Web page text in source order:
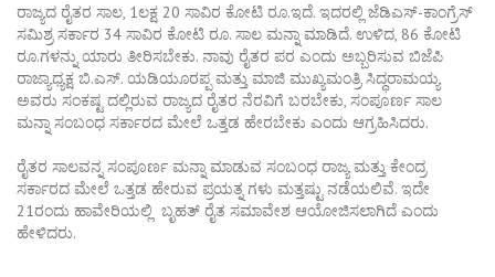
ರಾಜ್ಯದ ರೈತರ ಸಾಲ, 1ಲಕ್ಷ 20 ಸಾವಿರ ಕೋಟಿ ರೂ.ಇದೆ. ಇದರಲ್ಲಿ ಜೆಡಿಎಸ್‌-ಕಾಂಗ್ರೆಸ್‌
ಸಮಿಶ್ರ ಸರ್ಕಾರ 34 ಸಾವಿರ ಕೋಟಿ ರೂ. ಸಾಲ ಮನ್ನಾ ಮಾಡಿದೆ. ಉಳಿದ, 86 ಕೋಟಿ
ರೂ.ಗಳನ್ನು ಯಾರು ತೀರಿಸಬೇಕು. ನಾವು ರೈತರ ಪರ ಎಂದು ಅಬ್ಬರಿಸುವ ಬಿಜೆಪಿ
ರಾಜ್ಯಾಧ್ಯಕ್ಷ ಬಿ.ಎಸ್‌. ಯಡಿಯೂರಪ್ಪ ಮತ್ತು ಮಾಜಿ ಮುಖ್ಯಮಂತ್ರಿ ಸಿದ್ಧರಾಮಯ್ಯ
ಅವರು ಸಂಕಷ್ಟ ದಲ್ಲಿರುವ ರಾಜ್ಯದ ರೈತರ ನೆರವಿಗೆ ಬರಬೇಕು, ಸಂಪೂರ್ಣ ಸಾಲ
ಮನ್ನಾ ಸಂಬಂಧ ಸರ್ಕಾರದ ಮೇಲೆ ಒತ್ತಡ ಹೇರಬೇಕು ಎಂದು ಆಗ್ರಹಿಸಿದರು.
ರೈತರ ಸಾಲವನ್ನ ಸಂಪೂರ್ಣ ಮನ್ನಾ ಮಾಡುವ ಸಂಬಂಧ ರಾಜ್ಯ ಮತ್ತು ಕೇಂದ್ರ
ಸರ್ಕಾರದ ಮೇಲೆ ಒತ್ತಡ ಹೇರುವ ಪ್ರಯತ್ನ ಗಳು ಮತ್ತಷ್ಟು ನಡೆಯಲಿವೆ. ಇದೇ
21ರಂದು ಹಾವೇರಿಯಲ್ಲಿ ಬೃಹತ್‌ ರೈತ ಸಮಾವೇಶ ಆಯೋಜಿಸಲಾಗಿದೆ ಎಂದು
ಹೇಳಿದರು.